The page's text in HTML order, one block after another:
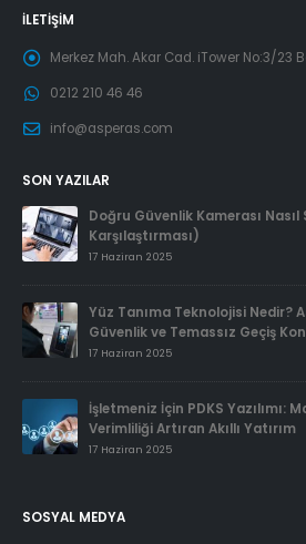
İLETIŞIM
Merkez Mah. Akar Cad. iTower No:3/23
0212 210 46 46
info@asperas.com
SON YAZILAR
Doğru Güvenlik Kamerası Nasıl
Karşılaştırması)
17 Haziran 2025
Yüz Tanıma Teknolojisi Nedir?
Güvenlik ve Temassız Geçiş
17 Haziran 2025
İşletmeniz İçin PDKS Yazılımı:
Verimliliği Artıran Akıllı Yatırım
17 Haziran 2025
SOSYAL MEDYA